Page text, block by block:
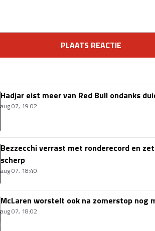
PLAATS REACTIE
Hadjar eist meer van Red Bull ondanks
aug 07, 19:02
Bezzecchi verrast met ronderecord en
scherp
aug 07, 18:40
McLaren worstelt ook na zomerstop nog
aug 07, 18:02